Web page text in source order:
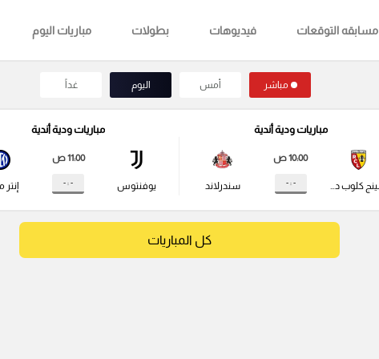
مسابقه التوقعات فيديوهات بطولات مباريات اليوم
مباشر أمس اليوم غداً
مباريات ودية أندية
راسينج كلوب دي لانس
10:00 ص
- : - سندرلاند
مباريات ودية أندية
يوفنتوس
11:00 ص
- : - إنتر
كل المباريات